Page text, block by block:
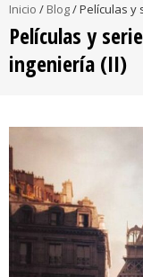
Inicio / Blog/Películas y
Películas y
ingeniería (II)